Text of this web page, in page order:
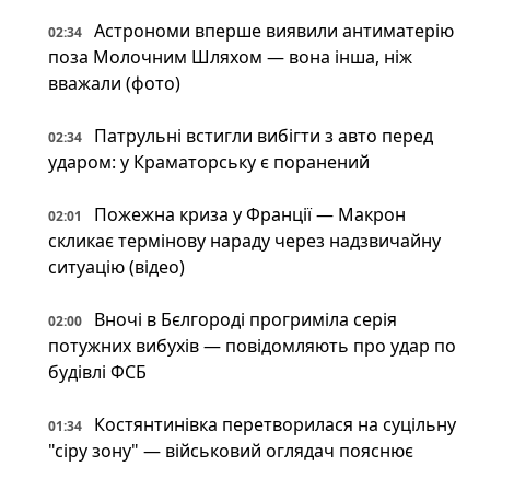
02:34
Астрономи вперше виявили антиматерію
поза Молочним Шляхом — вона інша, ніж
вважали (фото)
02:34
Патрульні встигли вибігти з авто перед
ударом: у Краматорську є поранений
02:01
Пожежна криза у Франції — Макрон
скликає термінову нараду через надзвичайну
ситуацію (відео)
02:00
Вночі в Бєлгороді прогриміла серія
потужних вибухів — повідомляють про удар по
будівлі ФСБ
01:34
Костянтинівка перетворилася на суцільну
"сіру зону" — військовий оглядач пояснює